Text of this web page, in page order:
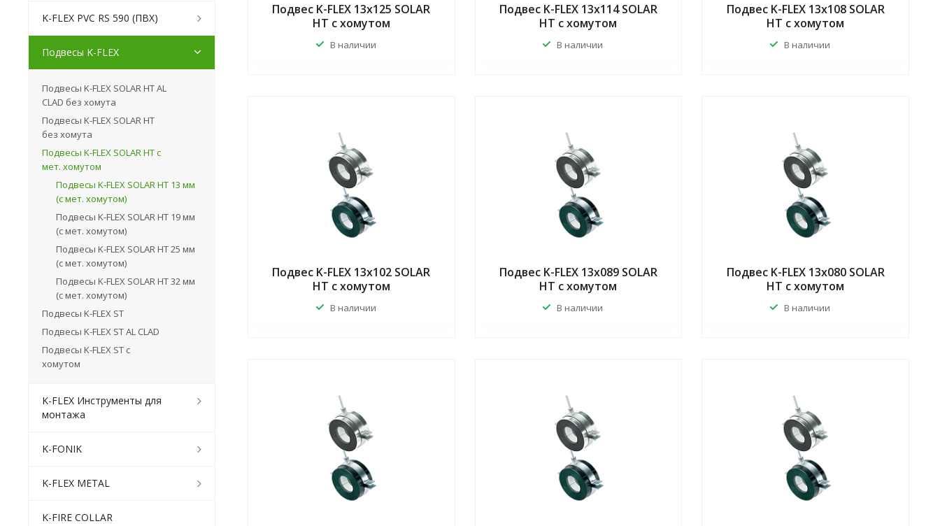
Подвес K-FLEX 13x125 SOLAR
HT с хомутом
В наличии
Подвес K-FLEX 13x114 SOLAR
HT с хомутом
В наличии
Подвес K-FLEX 13x108 SOLAR
HT с хомутом
В наличии
Подвес K-FLEX 13x102 SOLAR
HT с хомутом
В наличии
Подвес K-FLEX 13x089 SOLAR
HT с хомутом
В наличии
Подвес K-FLEX 13x080 SOLAR
HT с хомутом
В наличии
K-FLEX PVC RS 590 (ПВХ)
Подвесы K-FLEX
Подвесы K-FLEX SOLAR HT AL
CLAD без хомута
Подвесы K-FLEX SOLAR HT
без хомута
Подвесы K-FLEX SOLAR HT с
мет. хомутом
Подвесы K-FLEX SOLAR HT 13 мм
(с мет. хомутом)
Подвесы K-FLEX SOLAR HT 19 мм
(с мет. хомутом)
Подвесы K-FLEX SOLAR HT 25 мм
(с мет. хомутом)
Подвесы K-FLEX SOLAR HT 32 мм
(с мет. хомутом)
Подвесы K-FLEX ST
Подвесы K-FLEX ST AL CLAD
Подвесы K-FLEX ST с
хомутом
K-FLEX Инструменты для
монтажа
K-FONIK
K-FLEX METAL
K-FIRE COLLAR